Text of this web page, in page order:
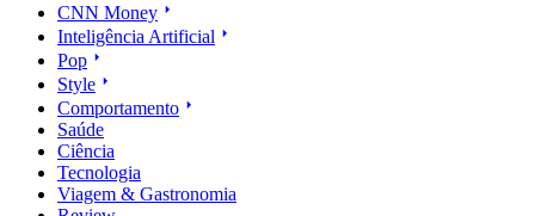
CNN Money
Inteligência Artificial
Pop
Style
Comportamento
Saúde
Ciência
Tecnologia
Viagem & Gastronomia